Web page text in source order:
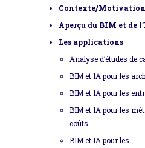
Contexte/Motivation
Aperçu du BIM et de
Les applications
Analyse d’études de
BIM et IA pour les
BIM et IA pour les
BIM et IA pour les
coûts
BIM et IA pour les